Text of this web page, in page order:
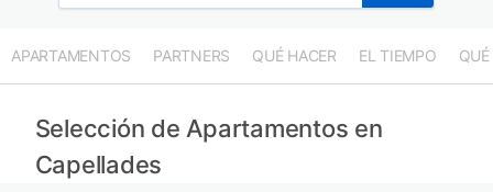
APARTAMENTOS PARTNERS QUÉ HACER EL TIEMPO QUÉ
Selección de Apartamentos en
Capellades